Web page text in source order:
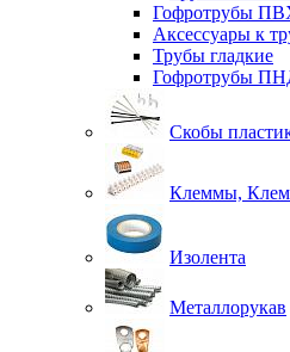
Гофротрубы
Аксессуары к
Трубы гладкие
Гофротрубы
Скобы
Клеммы,
Изолента
Металлорукав